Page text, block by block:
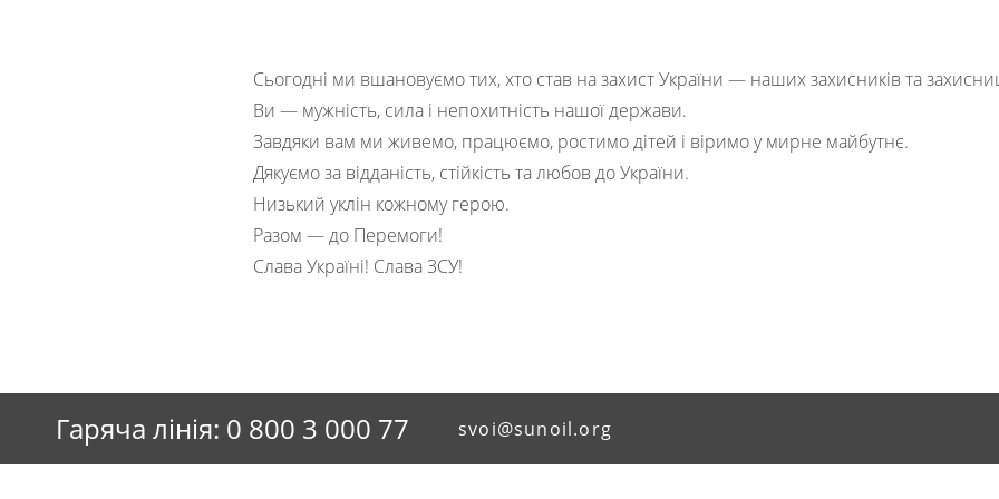
Сьогодні ми вшановуємо тих, хто став на захист України — наших захисників та
Ви — мужність, сила і непохитність нашої держави.
Завдяки вам ми живемо, працюємо, ростимо дітей і віримо у мирне майбутнє.
Дякуємо за відданість, стійкість та любов до України.
Низький уклін кожному герою.
Разом — до Перемоги!
Слава Україні! Слава ЗСУ!
Гаряча лінія: 0 800 3 000 77 svoi@sunoil.org